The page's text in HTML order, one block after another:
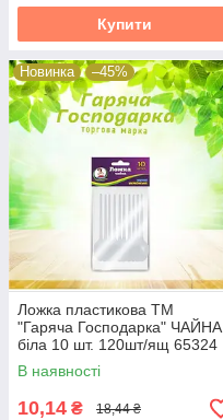
Купити
Новинка –45%
Ложка пластикова ТМ
"Гаряча Господарка" ЧАЙНА
біла 10 шт. 120шт/ящ 65324
В наявності
10,14 ₴ 18,44 ₴